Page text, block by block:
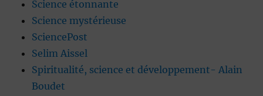
Science étonnante
Science mystérieuse
SciencePost
Selim Aissel
Spiritualité, science et développement- Alain
Boudet